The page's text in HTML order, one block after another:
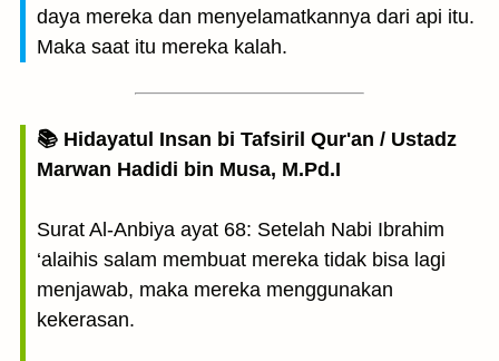
daya mereka dan menyelamatkannya dari api itu.
Maka saat itu mereka kalah.
📚 Hidayatul Insan bi Tafsiril Qur'an / Ustadz
Marwan Hadidi bin Musa, M.Pd.I
Surat Al-Anbiya ayat 68: Setelah Nabi Ibrahim
‘alaihis salam membuat mereka tidak bisa lagi
menjawab, maka mereka menggunakan
kekerasan.